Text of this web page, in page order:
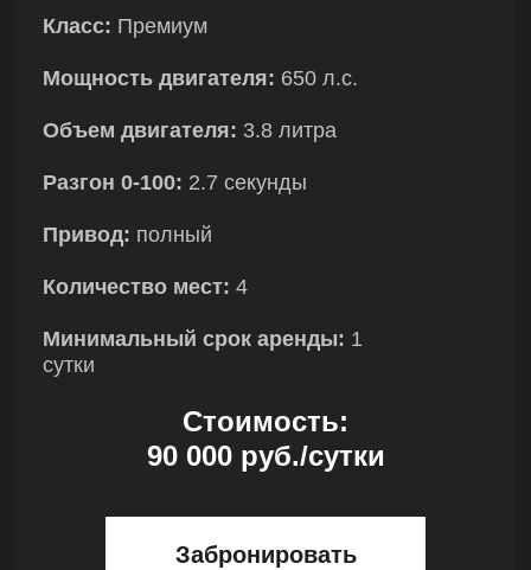
Класс: Премиум
Мощность двигателя: 650 л.с.
Объем двигателя: 3.8 литра
Разгон 0-100: 2.7 секунды
Привод: полный
Количество мест: 4
Минимальный срок аренды: 1
сутки
Стоимость:
90 000 руб./сутки
Забронировать